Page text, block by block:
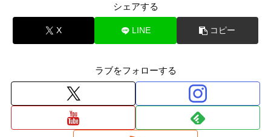
シェアする
X LINE コピー
ラブをフォローする